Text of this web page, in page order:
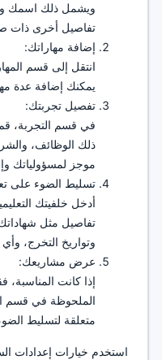
ويشمل ذلك اسمك
تفاصيل أخرى ذات
إضافة مهاراتك:
انتقل إلى قسم
يمكنك إضافة عدة
تفصيل تجربتك:
في قسم التجربة،
ذلك الوظائف،
موجز لمسؤولياتك
تسليط الضوء على
أدخل خلفيتك
تفاصيل مثل
وتواريخ التخرج،
عرض مشاريعك:
إذا كانت
الملحوظة في قسم
متعلقة لتسليط
استخدم خيارات إعدادات